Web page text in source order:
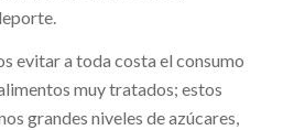
evitar a toda costa el consumo
muy tratados; estos
grandes niveles de azúcares,